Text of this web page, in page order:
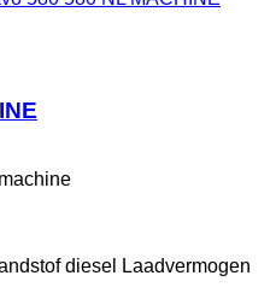
diesel
Laadvermogen